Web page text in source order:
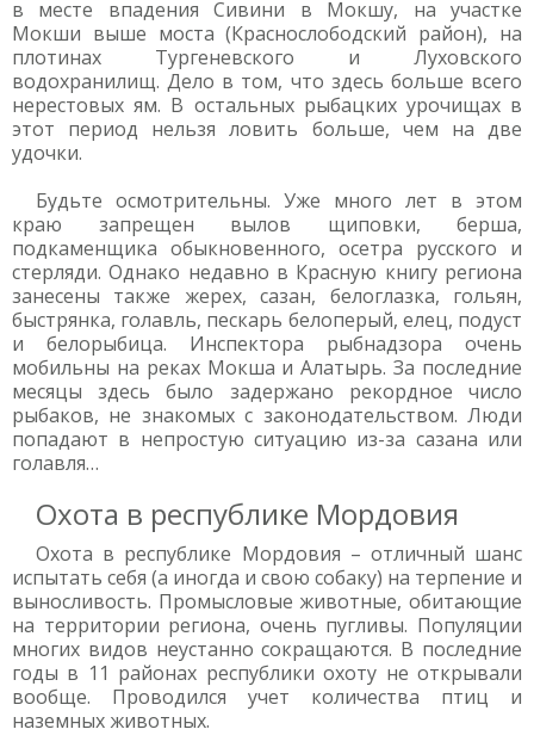
в месте впадения Сивини в Мокшу, на участке
Мокши выше моста (Краснослободский район), на
плотинах Тургеневского и Луховского
водохранилищ. Дело в том, что здесь больше всего
нерестовых ям. В остальных рыбацких урочищах в
этот период нельзя ловить больше, чем на две
удочки.
Будьте осмотрительны. Уже много лет в этом
краю запрещен вылов щиповки, берша,
подкаменщика обыкновенного, осетра русского и
стерляди. Однако недавно в Красную книгу региона
занесены также жерех, сазан, белоглазка, гольян,
быстрянка, голавль, пескарь белоперый, елец, подуст
и белорыбица. Инспектора рыбнадзора очень
мобильны на реках Мокша и Алатырь. За последние
месяцы здесь было задержано рекордное число
рыбаков, не знакомых с законодательством. Люди
попадают в непростую ситуацию из-за сазана или
голавля…
Охота в республике Мордовия
Охота в республике Мордовия – отличный шанс
испытать себя (а иногда и свою собаку) на терпение и
выносливость. Промысловые животные, обитающие
на территории региона, очень пугливы. Популяции
многих видов неустанно сокращаются. В последние
годы в 11 районах республики охоту не открывали
вообще. Проводился учет количества птиц и
наземных животных.